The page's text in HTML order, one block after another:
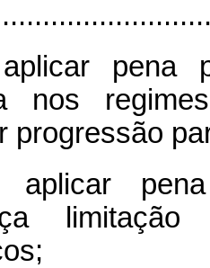
pena
nos
progressão